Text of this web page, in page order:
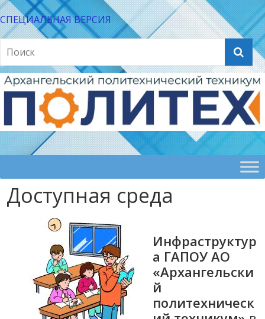
СПЕЦИАЛЬНАЯ ВЕРСИЯ
Доступная среда
Инфраструктур
а ГАПОУ АО
«Архангельски
й
политехническ